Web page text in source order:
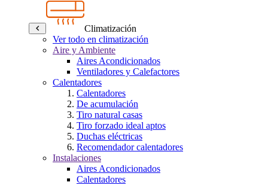
Climatización
Ver todo en climatización
Aire y Ambiente
Aires Acondicionados
Ventiladores y Calefactores
Calentadores
Calentadores
De acumulación
Tiro natural casas
Tiro forzado ideal aptos
Duchas eléctricas
Recomendador calentadores
Instalaciones
Aires Acondicionados
Calentadores